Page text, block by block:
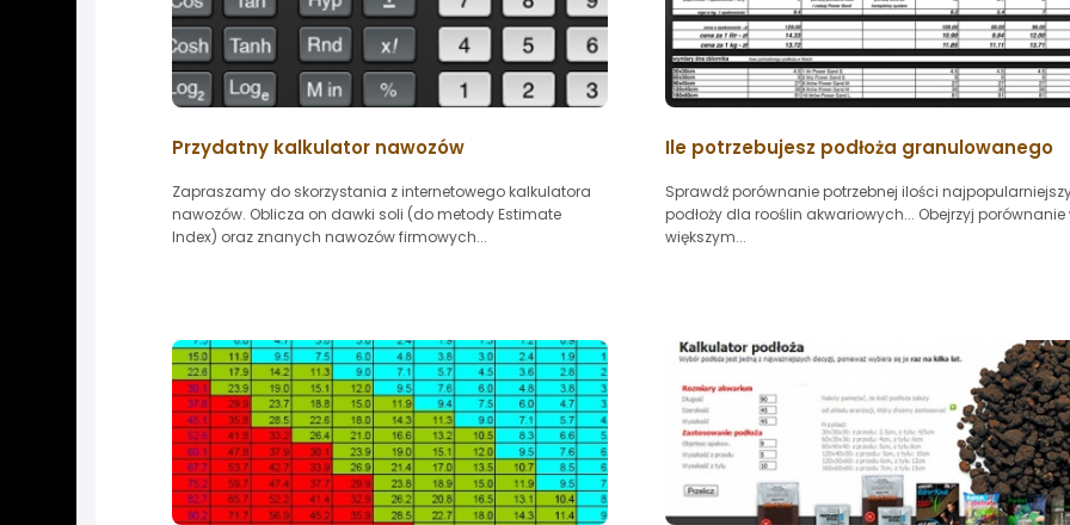
Przydatny kalkulator nawozów
Zapraszamy do skorzystania z internetowego kalkulatora
nawozów. Oblicza on dawki soli (do metody Estimate
Index) oraz znanych nawozów firmowych...
Ile potrzebujesz podłoża granulowanego
Sprawdź porównanie potrzebnej ilości
podłoży dla rooślin akwariowych... Obejrzyj porównanie
większym...